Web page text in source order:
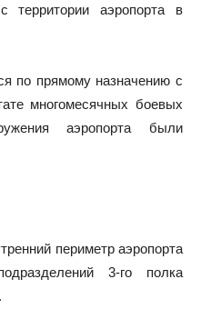
территории аэропорта в
по прямому назначению с
многомесячных боевых
аэропорта были
периметр аэропорта
3-го полка